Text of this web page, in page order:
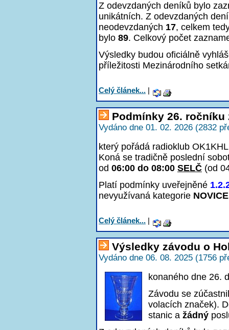
Z odevzdaných deníků bylo
unikátních. Z odevzdaných
neodevzdaných 17, celkem
bylo 89. Celkový počet
Výsledky budou oficiálně
příležitosti Mezinárodního
Celý článek... |
Podmínky 26. ročníku
Vydáno dne 01. 02. 2026 (2832
který pořádá radioklub
Koná se tradičně poslední
od 06:00 do 08:00 SELČ (od
Platí podmínky uveřejněné
nevyužívaná kategorie NOVICE
Celý článek... |
Výsledky závodu o
Vydáno dne 06. 08. 2025 (1756
konaného dne 26.
Závodu se
volacích značek).
stanic a žádný